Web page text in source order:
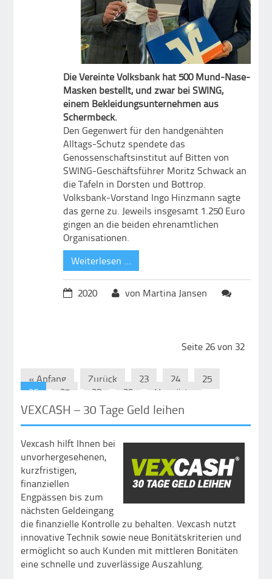
Die Vereinte Volksbank hat 500 Mund-Nase-
Masken bestellt, und zwar bei SWING,
einem Bekleidungsunternehmen aus
Schermbeck.
Den Gegenwert für den handgenähten
Alltags-Schutz spendete das
Genossenschaftsinstitut auf Bitten von
SWING-Geschäftsführer Moritz Schwack an
die Tafeln in Dorsten und Bottrop.
Volksbank-Vorstand Ingo Hinzmann sagte
das gerne zu. Jeweils insgesamt 1.250 Euro
gingen an die beiden ehrenamtlichen
Organisationen.
Weiterlesen …
2020 von Martina Jansen
Seite 26 von 32
« Anfang Zurück 23 24
25
26
27 28 29
Vorwärts
Ende »
VEXCASH – 30 Tage Geld leihen
Vexcash hilft Ihnen bei
unvorhergesehenen,
kurzfristigen,
finanziellen
Engpässen bis zum
nächsten Geldeingang
die finanzielle Kontrolle zu behalten. Vexcash nutzt
innovative Technik sowie neue Bonitätskriterien und
ermöglicht so auch Kunden mit mittleren Bonitäten
eine schnelle und zuverlässige Auszahlung.